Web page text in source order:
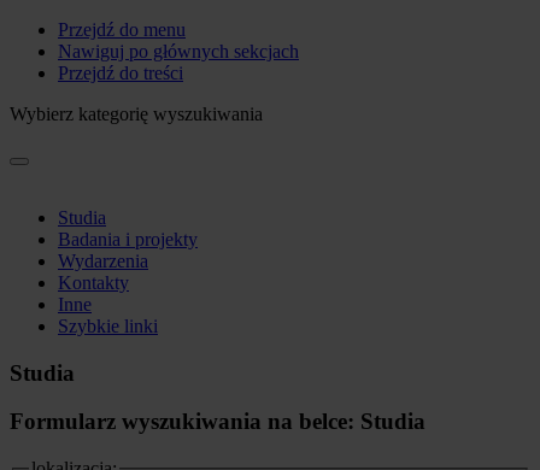
Przejdź do menu
Nawiguj po głównych sekcjach
Przejdź do treści
Wybierz kategorię wyszukiwania
Studia
Badania i projekty
Wydarzenia
Kontakty
Inne
Szybkie linki
Studia
Formularz wyszukiwania na belce: Studia